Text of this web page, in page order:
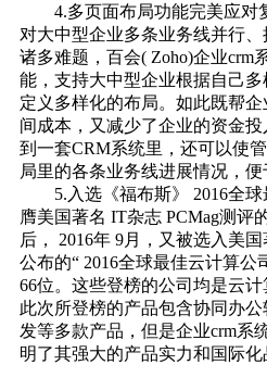
4.多页面布局功能完美应对
对大中型企业多条业务线并行
诸多难题，百会( Zoho)企业crm
能，支持大中型企业根据自己
定义多样化的布局。如此既帮
间成本，又减少了企业的资金
到一套CRM系统里，还可以使
局里的各条业务线进展情况，便
5.入选《福布斯》 2016全球
膺美国著名 IT杂志 PCMag测评
后， 2016年 9月，又被选入美
公布的“ 2016全球最佳云计算公
66位。这些登榜的公司均是云计
此次所登榜的产品包含协同办
发等多款产品，但是企业crm系
明了其强大的产品实力和国际化